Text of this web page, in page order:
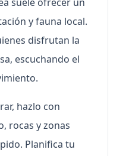
y fauna local.
disfrutan la
escuchando el
hazlo con
rocas y zonas
Planifica tu